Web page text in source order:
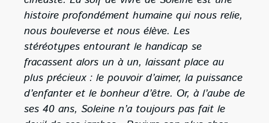
histoire profondément humaine qui nous relie,
nous bouleverse et nous élève. Les
stéréotypes entourant le handicap se
fracassent alors un à un, laissant place au
plus précieux : le pouvoir d’aimer, la puissance
d’enfanter et le bonheur d’être. Or, à l’aube de
ses 40 ans, Soleine n’a toujours pas fait le